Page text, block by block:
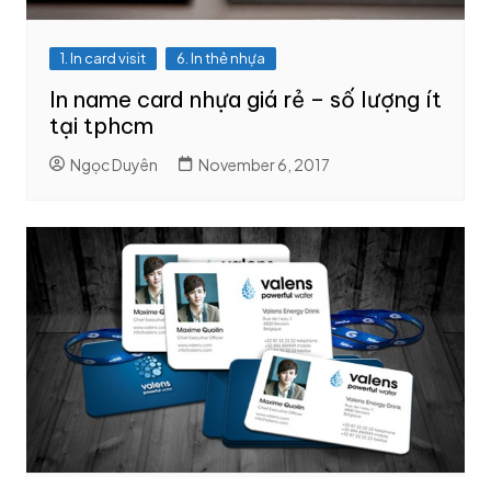
1. In card visit 6. In thẻ nhựa
In name card nhựa giá rẻ – số lượng ít
tại tphcm
Ngọc Duyên November 6, 2017